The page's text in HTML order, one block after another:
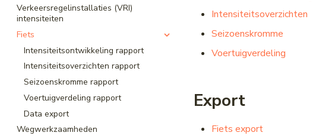
Downloads
DATEX stremmingsmaatregel
DRIP Designer
Verkeersregelinstallaties (VRI)
intensiteiten
Fiets
Intensiteitsontwikkeling rapport
Intensiteitsoverzichten rapport
Seizoenskromme rapport
Voertuigverdeling rapport
Data export
Wegwerkzaamheden
Intensiteitsoverzichten
Seizoenskromme
Voertuigverdeling
Export
Fiets export